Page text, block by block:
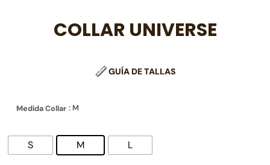
COLLAR UNIVERSE
GUÍA DE TALLAS
Medida Collar : M
S M L